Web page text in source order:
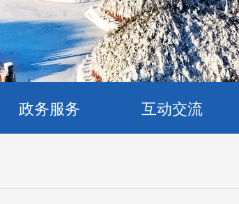
政务服务 互动交流